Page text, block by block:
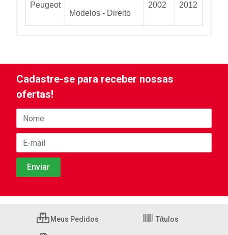
Peugeot
Modelos - Direito
2002 2012
Cadastre-se para receber nossas
ofertas!
Meus Pedidos Títulos